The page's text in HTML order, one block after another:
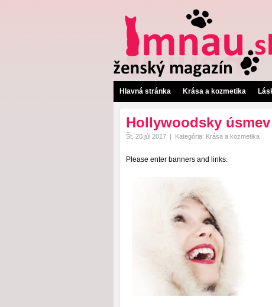
Hlavná stránka Krása a kozmetika
Hollywoodsky
Št, 20 júl 2017 | Kategória: Krása a kozmetika
Please enter banners and links.